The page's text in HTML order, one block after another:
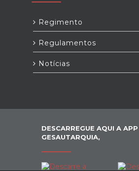
Regimento
Regulamentos
Notícias
DESCARREGUE AQUI A APP
GESAUTARQUIA,